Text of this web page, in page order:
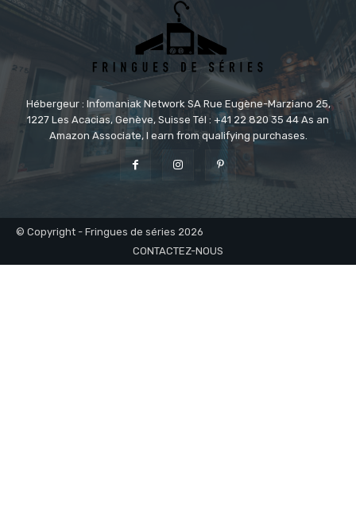
Hébergeur : Infomaniak Network SA Rue Eugène-Marziano 25,
1227 Les Acacias, Genève, Suisse Tél : +41 22 820 35 44 As an
Amazon Associate, I earn from qualifying purchases.
© Copyright - Fringues de séries 2026
CONTACTEZ-NOUS